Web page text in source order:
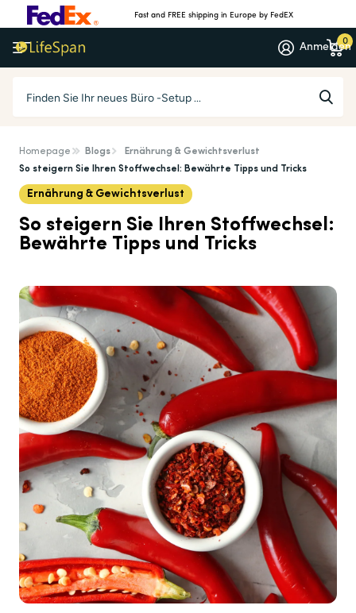
Fast and FREE shipping in Europe by FedEX
Anmelden
0
Homepage Blogs
Ernährung & Gewichtsverlust
So steigern Sie Ihren Stoffwechsel: Bewährte Tipps und Tricks
Ernährung & Gewichtsverlust
So steigern Sie Ihren Stoffwechsel:
Bewährte Tipps und Tricks